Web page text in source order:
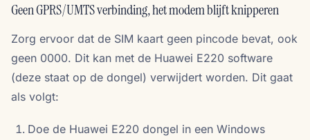
Geen GPRS/UMTS verbinding, het modem blijft knipperen
Zorg ervoor dat de SIM kaart geen pincode bevat, ook
geen 0000. Dit kan met de Huawei E220 software
(deze staat op de dongel) verwijdert worden. Dit gaat
als volgt:
Doe de Huawei E220 dongel in een Windows